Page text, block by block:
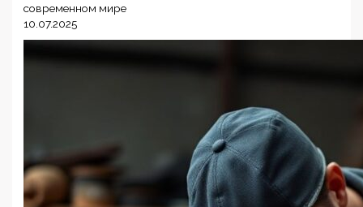
современном мире
10.07.2025